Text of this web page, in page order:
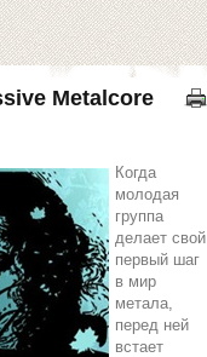
Metalcore
Когда
молодая
группа
делает свой
первый шаг
в мир
метала,
перед ней
встает